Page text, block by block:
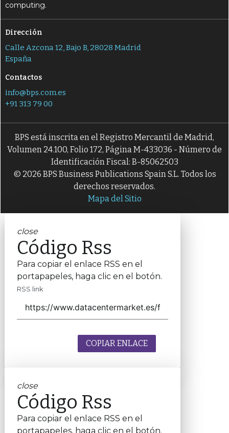
computing.
Dirección
Calle Azcona 12, Bajo B, 28028 Madrid
España
Contactos
info@bps.com.es
+91 313 79 00
BPS está inscrita en el Registro Mercantil de Madrid,
Volumen 24.100, Folio 172, Página M-433036 - Número de
Identificación Fiscal: B-85062503
© 2026 BPS Business Publications Spain S.L. Todos los
derechos reservados.
Mapa del Sitio
close
Código Rss
Para copiar el enlace RSS en el
portapapeles, haga clic en el botón.
RSS link
COPIAR ENLACE
close
Código Rss
Para copiar el enlace RSS en el
portapapeles, haga clic en el botón.